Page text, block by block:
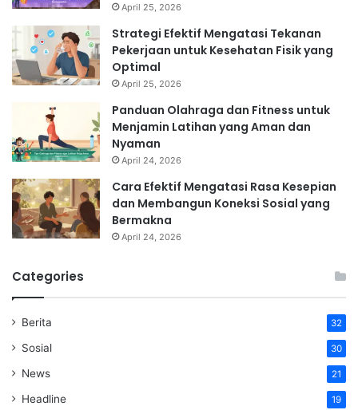
April 25, 2026
Strategi Efektif Mengatasi Tekanan
Pekerjaan untuk Kesehatan Fisik yang
Optimal
April 25, 2026
Panduan Olahraga dan Fitness untuk
Menjamin Latihan yang Aman dan
Nyaman
April 24, 2026
Cara Efektif Mengatasi Rasa Kesepian
dan Membangun Koneksi Sosial yang
Bermakna
April 24, 2026
Categories
Berita 32
Sosial 30
News 21
Headline 19